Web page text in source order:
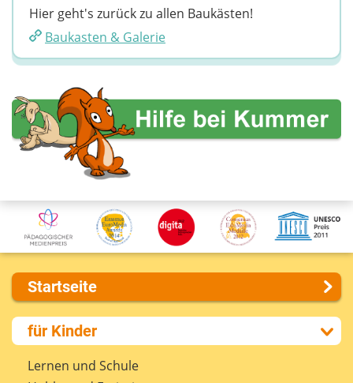
Hier geht's zurück zu allen Baukästen!
Baukasten & Galerie
Startseite
Über uns
Presse
Kontakt
für Kinder
Lernen und Schule